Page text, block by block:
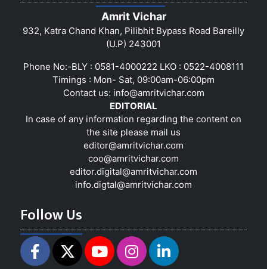
Amrit Vichar
932, Katra Chand Khan, Pilibhit Bypass Road Bareilly
(U.P) 243001
Phone No:-BLY : 0581-4000222 LKO : 0522-4008111
Timings : Mon- Sat, 09:00am-06:00pm
Contact us: info@amritvichar.com
EDITORIAL
In case of any information regarding the content on
the site please mail us
editor@amritvichar.com
coo@amritvichar.com
editor.digital@amritvichar.com
info.digtal@amritvichar.com
Follow Us